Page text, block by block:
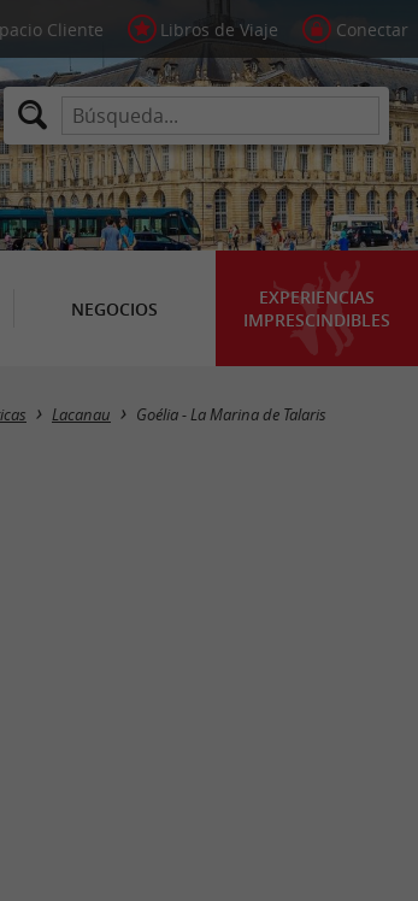
Cliente Libros de Viaje Conectar
NEGOCIOS
EXPERIENCIAS
IMPRESCINDIBLES
Lacanau Goélia - La Marina de Talaris